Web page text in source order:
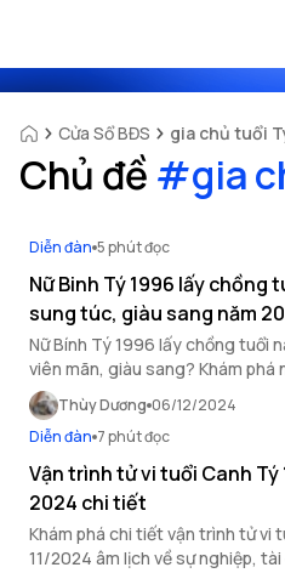
Cửa Sổ BĐS gia chủ tuổi
Chủ đề #gia
Diễn đàn 5 phút đọc
Nữ Binh Tý 1996 lấy chồng
sung túc, giàu sang năm
Nữ Bính Tý 1996 lấy chồng tuổi
viên mãn, giàu sang? Khám
đình ấm no, sự nghiệp thăng hoa
Thùy Dương 06/12/2024
Diễn đàn 7 phút đọc
Vận trình tử vi tuổi Canh Tý
2024 chi tiết
Khám phá chi tiết vận trình tử vi
11/2024 âm lịch về sự nghiệp,